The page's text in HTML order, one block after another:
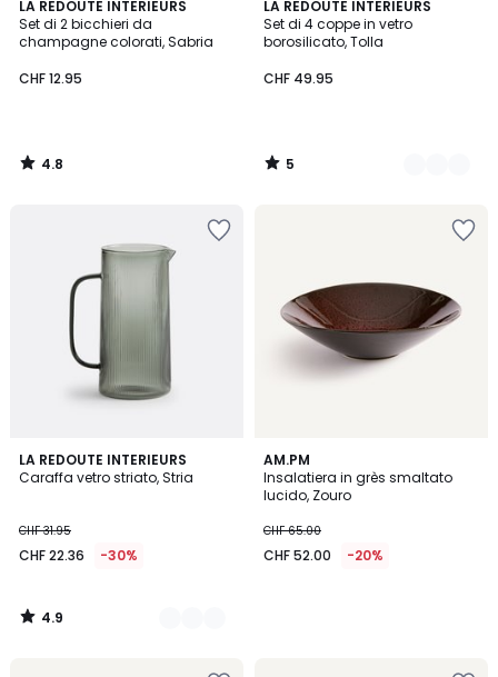
LA REDOUTE INTERIEURS
Set di 2 bicchieri da
champagne colorati, Sabria
CHF 12.95
4.8
/ 5
4.8
/
LA REDOUTE INTERIEURS
Set di 4 coppe in vetro
borosilicato, Tolla
CHF 49.95
5
/
5
2
Colori
5
/
LA REDOUTE INTERIEURS
Caraffa vetro striato, Stria
CHF 31.95
CHF 22.36 -30%
4.9
/ 5
2
Colori
4.9
/
AM.PM
Insalatiera in grès smaltato
lucido, Zouro
CHF 65.00
CHF 52.00 -20%